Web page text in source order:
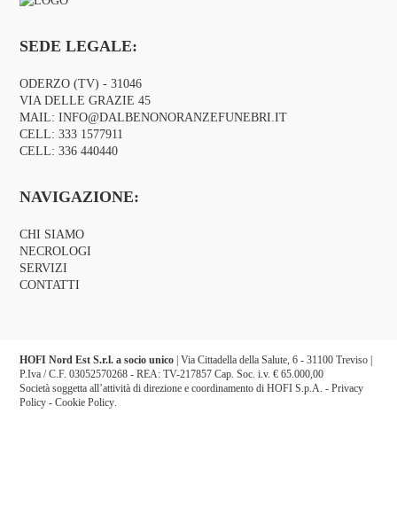
SEDE LEGALE:
ODERZO (TV) - 31046
VIA DELLE GRAZIE 45
MAIL:INFO@DALBENONORANZEFUNEBRI.IT
CELL:333 1577911
CELL:336 440440
NAVIGAZIONE:
CHI SIAMO
NECROLOGI
SERVIZI
CONTATTI
HOFI Nord Est S.r.l. a socio unico | Via Cittadella della Salute, 6 - 31100 Treviso |
P.Iva / C.F. 03052570268 - REA: TV-217857 Cap. Soc. i.v. € 65.000,00
Società soggetta all’attività di direzione e coordinamento di HOFI S.p.A. -Privacy
Policy -Cookie Policy.